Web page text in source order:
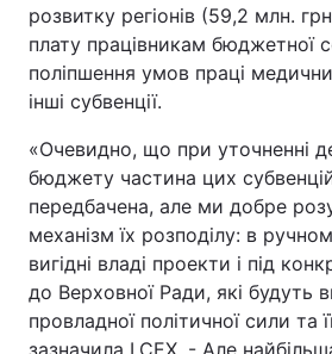
розвитку регіонів (59,2 млн.
плату працівникам бюджетної
поліпшення умов праці
інші субвенції.
«Очевидно, що при уточненні
бюджету частина цих
передбачена, але ми добре
механізм їх розподілу: в
вигідні владі проекти і під
до Верховної Ради, які будуть
провладної політичної сили та
зазначила І.СЕХ. - Але